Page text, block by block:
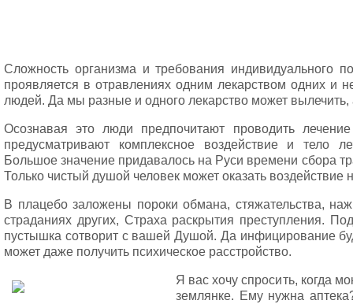
Сложность организма и требования индивидуального
проявляется в отравлениях одним лекарством одних и
людей. Да мы разные и одного лекарство может вылечить,
Осознавая это люди предпочитают проводить
предусматривают комплексное воздействие и тело
Большое значение придавалось на Руси времени сбора
Только чистый душой человек может оказать
В плацебо заложены пороки обмана, стяжательства,
страданиях других, Страха раскрытия преступления.
пустышка сотворит с вашей Душой. Да инфицирование
может даже получить психическое расстройство.
Я вас хочу спросить, когда
землянке. Ему нужна